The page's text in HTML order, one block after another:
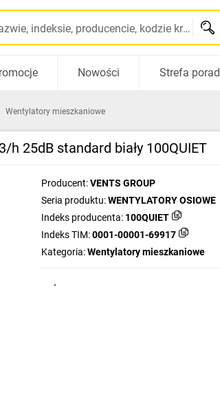
Szukaj po nazwie, indeksie, producencie, kodzie kreskowym...
Nowości Strefa porad
Wentylatory mieszkaniowe
25dB standard biały 100QUIET
Producent:VENTS GROUP
Seria produktu:WENTYLATORY OSIOWE
Indeks producenta: 100QUIET
Indeks TIM:0001-00001-69917
Kategoria:Wentylatory mieszkaniowe